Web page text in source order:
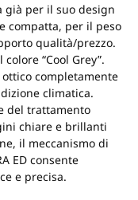
già per il suo design
compatta, per il peso
qualità/prezzo.
“Cool Grey”.
ottico completamente
climatica.
del trattamento
chiare e brillanti
il meccanismo di
ED consente
e precisa.